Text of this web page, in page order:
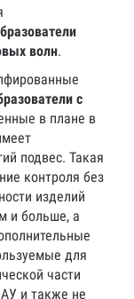
волн.
с
в плане в
подвес. Такая
контроля без
изделий
и больше, а
для
части
и также не